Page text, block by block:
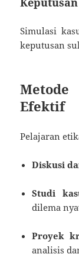
Simulasi
keputusan
Efektif
Pelajaran
Diskusi
Studi
dilema
Proyek
analisis